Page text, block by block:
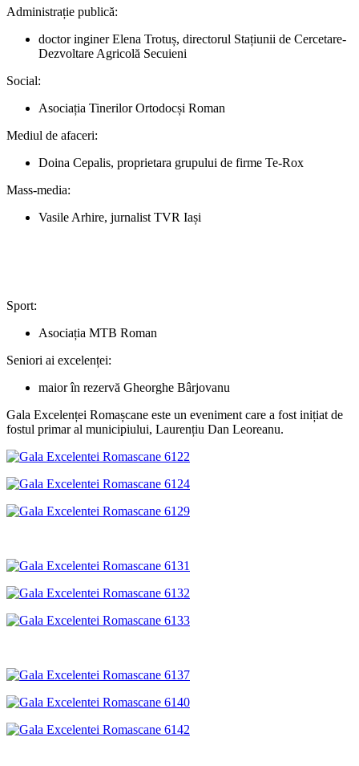
Administrație publică:
doctor inginer Elena Trotuș, directorul Stațiunii de Cercetare-
Dezvoltare Agricolă Secuieni
Social:
Asociația Tinerilor Ortodocși Roman
Mediul de afaceri:
Doina Cepalis, proprietara grupului de firme Te-Rox
Mass-media:
Vasile Arhire, jurnalist TVR Iași
Sport:
Asociația MTB Roman
Seniori ai excelenței:
maior în rezervă Gheorghe Bârjovanu
Gala Excelenței Romașcane este un eveniment care a fost inițiat de
fostul primar al municipiului, Laurențiu Dan Leoreanu.